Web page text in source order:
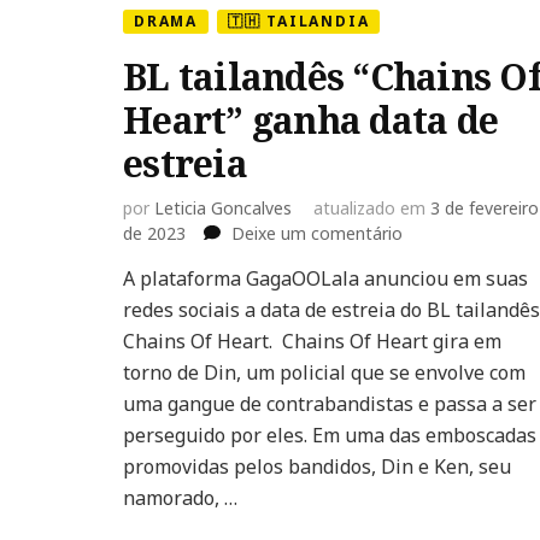
DRAMA 🇹🇭 TAILANDIA
BL tailandês “Chains
Heart” ganha data de
estreia
por Leticia Goncalves atualizado em 3 de fevereiro
de 2023
Deixe um comentário
tailandês
“Chains
Of
Heart”
ganha
data
de
estreia
A plataforma GagaOOLala anunciou em suas
redes sociais a data de estreia do BL tailandês
Chains Of Heart. Chains Of Heart gira em
torno de Din, um policial que se envolve com
uma gangue de contrabandistas e passa a ser
perseguido por eles. Em uma das emboscadas
promovidas pelos bandidos, Din e Ken, seu
namorado, …